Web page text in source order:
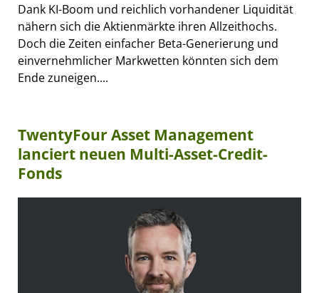
Dank KI-Boom und reichlich vorhandener Liquidität
nähern sich die Aktienmärkte ihren Allzeithochs.
Doch die Zeiten einfacher Beta-Generierung und
einvernehmlicher Markwetten könnten sich dem
Ende zuneigen....
TwentyFour Asset Management
lanciert neuen Multi-Asset-Credit-
Fonds